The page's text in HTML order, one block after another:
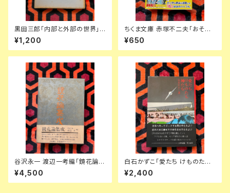
黒田三郎「内部と外部の世界」
初版 函入り 昭森社 評論集
¥1,200
ちくま文庫 赤塚不二夫「おそ松
くんベスト・セレクション」初版
帯付き 筑摩書房 文庫オリジナ
ル
¥650
谷沢永一 渡辺一考編「鏡花論集
成」初版 函入り 帯付き 装釘:前
川直 立風書房 三島由紀夫 澁澤
龍彦 鏑木清方
¥4,500
白石かずこ「愛たち けものたち
神たち」初版 帯付き 装幀:横尾
忠則 構成:及川正通 写真:沢渡
朔 天声出版
¥2,400